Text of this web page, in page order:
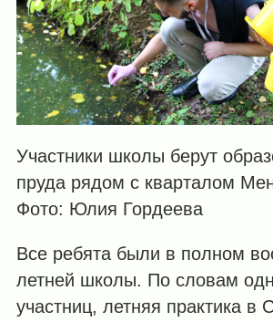
Участники школы берут
пруда рядом с кварталом
Фото: Юлия Гордеева
Все ребята были в полном
летней школы. По словам
участниц, летняя практика в